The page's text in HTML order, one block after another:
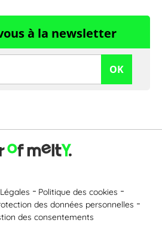
à la newsletter
OK
Politique des cookies
des données personnelles
des consentements